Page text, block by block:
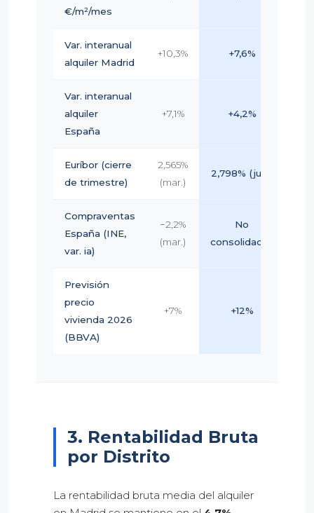
€/m²/mes
Var. interanual
alquiler Madrid
+10,3% +7,6%
Var. interanual
alquiler
España
+7,1% +4,2%
Euríbor (cierre
de trimestre)
2,565%
(mar.)
2,798% (jun.)
Compraventas
España (INE,
var. ia)
−2,2%
(mar.)
No
consolidado*
Previsión
precio
vivienda 2026
(BBVA)
+7% +12%
3. Rentabilidad Bruta
por Distrito
La rentabilidad bruta media del alquiler